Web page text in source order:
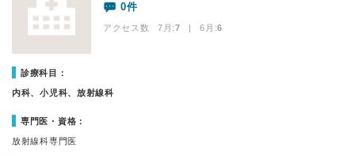
0件
アクセス数 7月:7 | 6月:6
診療科目：
内科、小児科、放射線科
専門医・資格：
放射線科専門医